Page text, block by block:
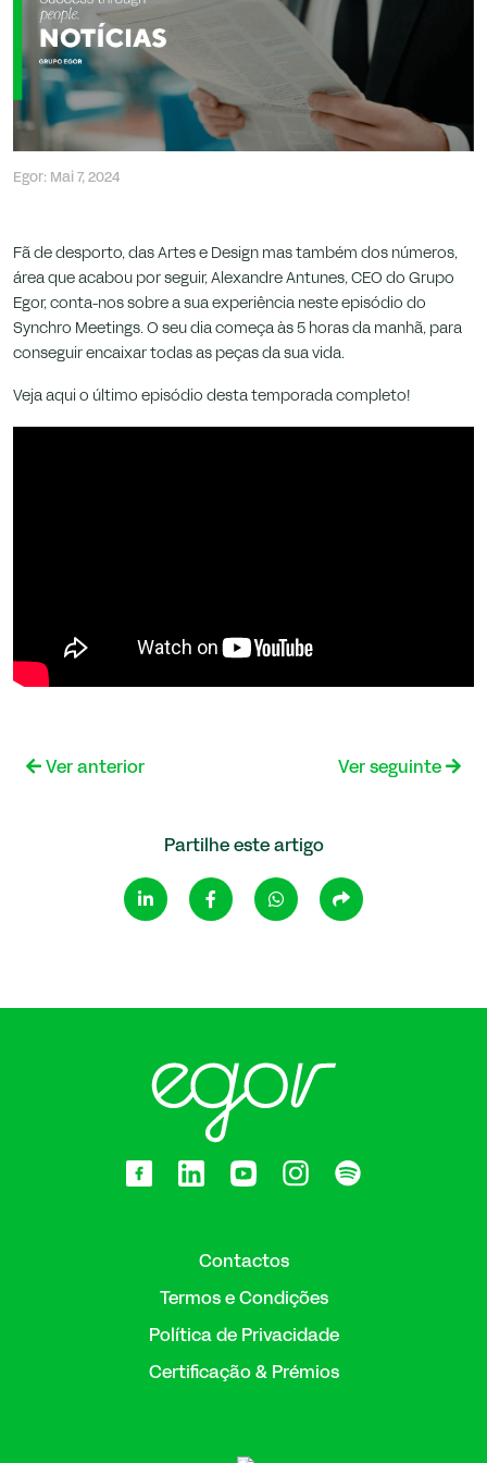
que nos são confiados.
Egor: Mai 7, 2024
Fã de desporto, das Artes e Design mas também dos números,
área que acabou por seguir, Alexandre Antunes, CEO do Grupo
Egor, conta-nos sobre a sua experiência neste episódio do
Synchro Meetings. O seu dia começa às 5 horas da manhã, para
conseguir encaixar todas as peças da sua vida.
Veja aqui o último episódio desta temporada completo!
Ver anterior Ver seguinte
Partilhe este artigo
Contactos
Termos e Condições
Política de Privacidade
Certificação & Prémios